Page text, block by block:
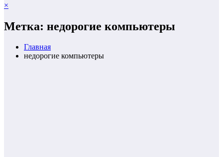
×
Метка: недорогие компьютеры
Главная
недорогие компьютеры